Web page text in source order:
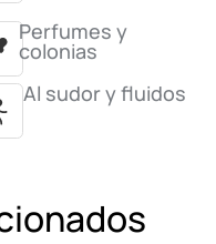
Perfumes y
colonias
Al sudor y fluidos